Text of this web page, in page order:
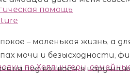
помощь
по Хеллингеру,
– маленькая жизнь, а
мочи и безысходности,
под конвоем в